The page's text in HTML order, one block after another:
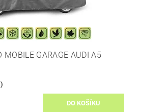
MOBILE GARAGE AUDI A5